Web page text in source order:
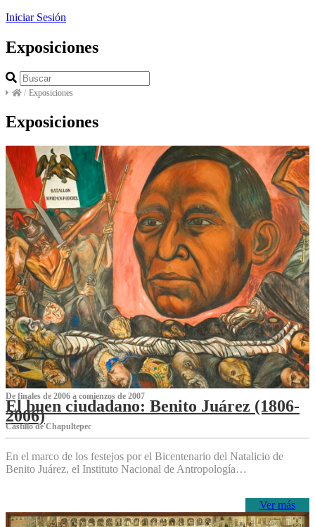
Iniciar Sesión
Exposiciones
/ Exposiciones
Exposiciones
De finales de 2006 a comienzos de 2007
El buen ciudadano: Benito Juárez (1806-
2006)
Castillo de Chapultepec
En el marco de los festejos por el Bicentenario del Natalicio de
Benito Juárez, el Instituto Nacional de Antropología…
Ver más